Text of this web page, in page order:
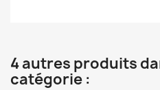
4 autres produits
catégorie :